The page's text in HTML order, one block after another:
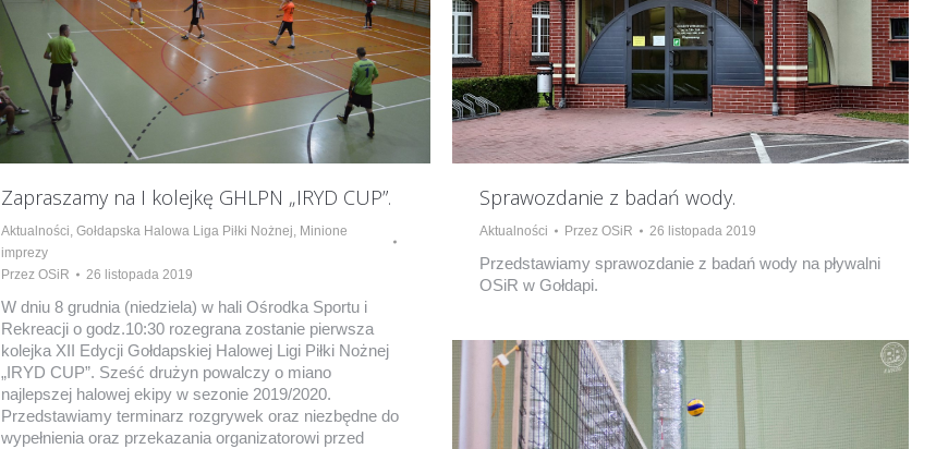
Zapraszamy na I kolejkę GHLPN „IRYD CUP”.
Aktualności, Gołdapska Halowa Liga Piłki Nożnej, Minione
imprezy
Przez OSiR 26 listopada 2019
W dniu 8 grudnia (niedziela) w hali Ośrodka Sportu i
Rekreacji o godz.10:30 rozegrana zostanie pierwsza
kolejka XII Edycji Gołdapskiej Halowej Ligi Piłki Nożnej
„IRYD CUP”. Sześć drużyn powalczy o miano
najlepszej halowej ekipy w sezonie 2019/2020.
Przedstawiamy terminarz rozgrywek oraz niezbędne do
wypełnienia oraz przekazania organizatorowi przed
Sprawozdanie z badań wody.
Aktualności Przez OSiR 26 listopada 2019
Przedstawiamy sprawozdanie z badań wody na pływalni
OSiR w Gołdapi.